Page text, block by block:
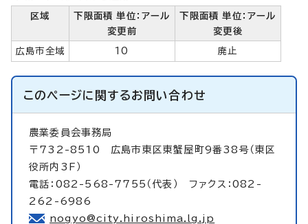
区域
下限面積 単位：アール
変更前
下限面積 単位：アール
変更後
広島市全域 10 廃止
このページに関するお問い合わせ
農業委員会事務局
〒732-8510 広島市東区東蟹屋町9番38号（東区
役所内3F）
電話：082-568-7755（代表） ファクス：082-
262-6986
nogyo@city.hiroshima.lg.jp